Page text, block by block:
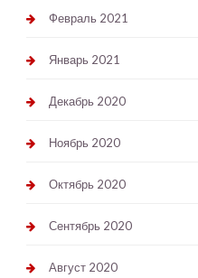
Февраль 2021
Январь 2021
Декабрь 2020
Ноябрь 2020
Октябрь 2020
Сентябрь 2020
Август 2020